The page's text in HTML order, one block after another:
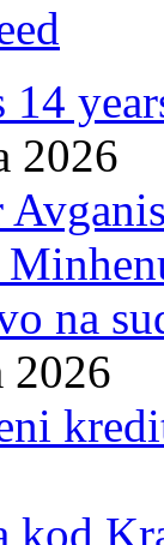
14
2026
na
2026
kod